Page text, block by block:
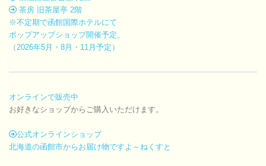
茶房 旧茶屋亭 2階
※不定期で函館国際ホテルにて
ポップアップショップ開催予定。
（2026年5月・8月・11月予定）
オンラインで販売中
お好きなショップからご購入いただけます。
公式オンラインショップ
北海道の函館市からお届け物ですよ～ねくすと